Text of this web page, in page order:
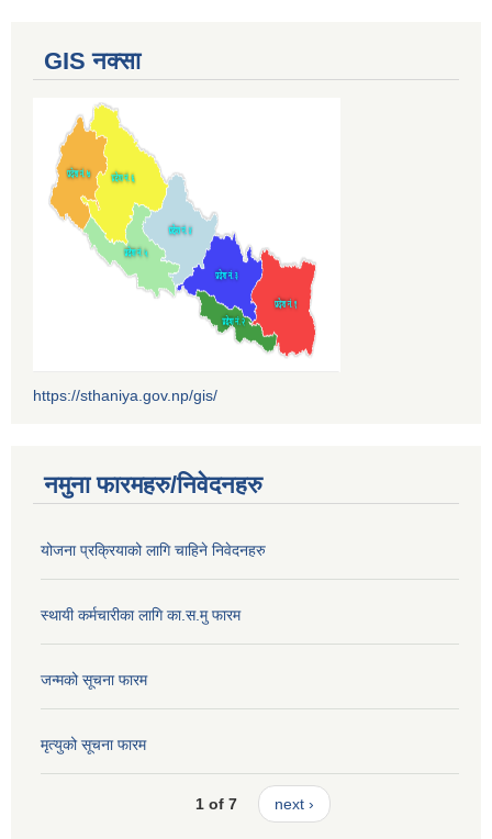
GIS नक्सा
https://sthaniya.gov.np/gis/
नमुना फारमहरु/निवेदनहरु
योजना प्रक्रियाको लागि चाहिने निवेदनहरु
स्थायी कर्मचारीका लागि का.स.मु फारम
जन्मको सूचना फारम
मृत्युको सूचना फारम
1 of 7 next ›